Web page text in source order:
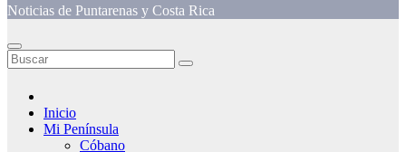
Noticias de Puntarenas y Costa Rica
Inicio
Mi Península
Cóbano